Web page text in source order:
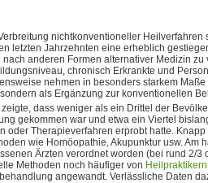
nichtkonventioneller Heilverfahren
letzten Jahrzehnten eine erheblich
anderen Formen alternativer Medizin
chronisch Erkrankte und
nehmen in besonders starkem
als Ergänzung zur konventionellen
zeigte, dass weniger als ein Drittel der
gekommen war und etwa ein Viertel
oder Therapieverfahren erprobt hatte.
wie Homöopathie, Akupunktur usw. Am
Ärzten verordnet worden (bei rund 2/3
Methoden noch häufiger von Heilpraktikern
angewandt. Verlässliche Daten